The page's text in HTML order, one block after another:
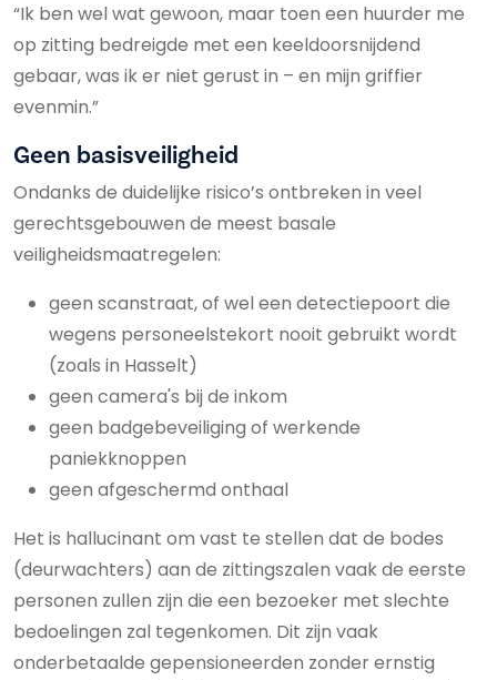
“Ik ben wel wat gewoon, maar toen een huurder me
op zitting bedreigde met een keeldoorsnijdend
gebaar, was ik er niet gerust in – en mijn griffier
evenmin.”
Geen basisveiligheid
Ondanks de duidelijke risico’s ontbreken in veel
gerechtsgebouwen de meest basale
veiligheidsmaatregelen:
geen scanstraat, of wel een detectiepoort die
wegens personeelstekort nooit gebruikt wordt
(zoals in Hasselt)
geen camera's bij de inkom
geen badgebeveiliging of werkende
paniekknoppen
geen afgeschermd onthaal
Het is hallucinant om vast te stellen dat de bodes
(deurwachters) aan de zittingszalen vaak de eerste
personen zullen zijn die een bezoeker met slechte
bedoelingen zal tegenkomen. Dit zijn vaak
onderbetaalde gepensioneerden zonder ernstig